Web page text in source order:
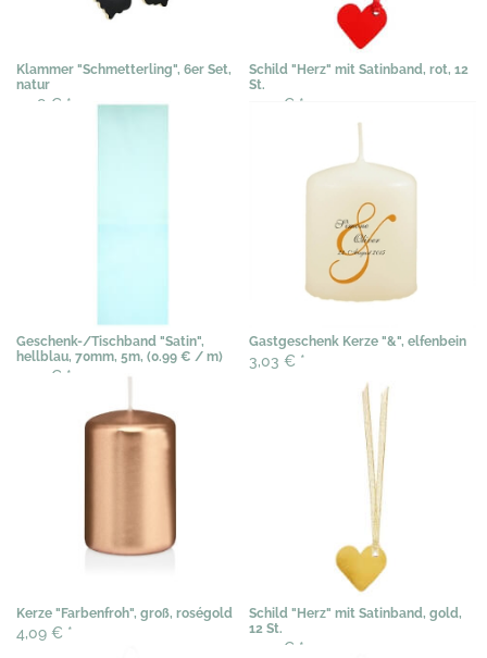
Klammer "Schmetterling", 6er Set,
natur
3,58 € *
Schild "Herz" mit Satinband, rot, 12
St.
3,54 € *
Geschenk-/Tischband "Satin",
hellblau, 70mm, 5m, (0.99 € / m)
4,99 € *
Gastgeschenk Kerze "&", elfenbein
3,03 € *
Kerze "Farbenfroh", groß, roségold
4,09 € *
Schild "Herz" mit Satinband, gold,
12 St.
3,54 € *